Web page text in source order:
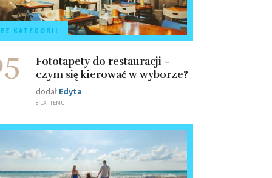
KATEGORII
Fototapety do restauracji –
czym się kierować w wyborze?
dodał Edyta
8 LAT TEMU